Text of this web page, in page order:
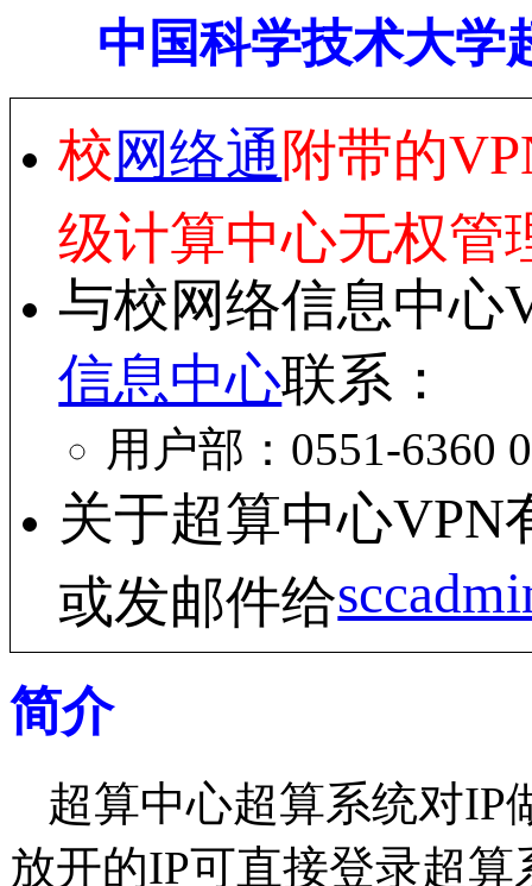
中国科学技术大学
校网络通 附带的
级计算中心无权管
与校网络信息中心
信息中心联系：
用户部：0551-6360
关于超算中心VPN
或发邮件给
简介
超算中心超算系统对IP
放开的IP可直接登录超